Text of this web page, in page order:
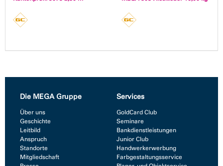
Die MEGA Gruppe
Über uns
Geschichte
Leitbild
Anspruch
Standorte
Mitgliedschaft
Services
GoldCard Club
Seminare
Bankdienstleistungen
Junior Club
Handwerkerwerbung
Farbgestaltungsservice